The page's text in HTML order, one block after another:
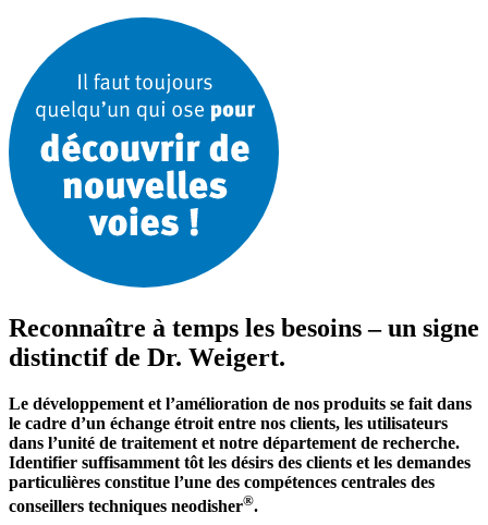
Reconnaître à temps les besoins – un signe
distinctif de Dr. Weigert.
Le développement et l’amélioration de nos produits se fait dans
le cadre d’un échange étroit entre nos clients, les utilisateurs
dans l’unité de traitement et notre département de recherche.
Identifier suffisamment tôt les désirs des clients et les demandes
particulières constitue l’une des compétences centrales des
conseillers techniques neodisher®.